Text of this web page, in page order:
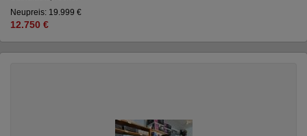
Neupreis: 19.999 €
12.750 €